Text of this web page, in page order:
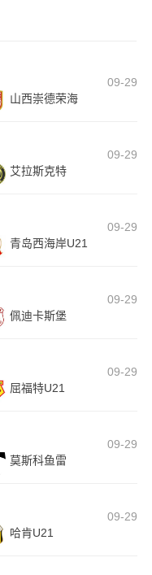
09-29
山西崇德荣海
09-29
艾拉斯克特
09-29
青岛西海岸U21
09-29
佩迪卡斯堡
09-29
屈福特U21
09-29
莫斯科鱼雷
09-29
哈肯U21